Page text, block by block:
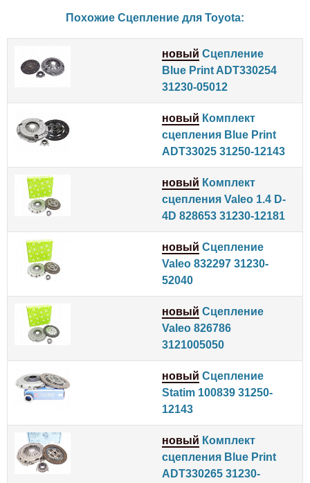
Похожие Сцепление для Toyota:
новый Сцепление
Blue Print ADT330254
31230-05012
новый Комплект
сцепления Blue Print
ADT33025 31250-12143
новый Комплект
сцепления Valeo 1.4 D-
4D 828653 31230-12181
новый Сцепление
Valeo 832297 31230-
52040
новый Сцепление
Valeo 826786
3121005050
новый Сцепление
Statim 100839 31250-
12143
новый Комплект
сцепления Blue Print
ADT330265 31230-